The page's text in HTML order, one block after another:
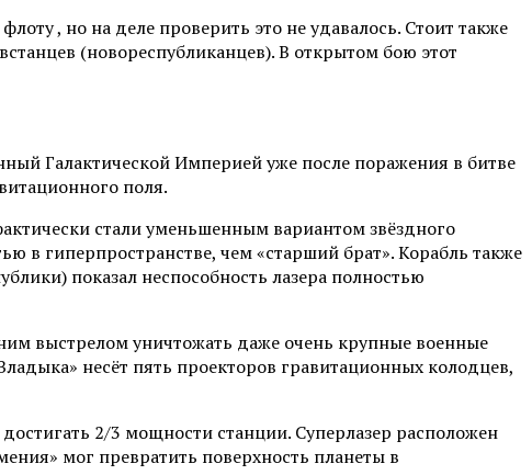
, но на деле проверить это не удавалось. Стоит также
(новореспубликанцев). В открытом бою этот
Галактической Империей уже после поражения в битве
поля.
стали уменьшенным вариантом звёздного
в гиперпространстве, чем «старший брат». Корабль также
показал неспособность лазера полностью
выстрелом уничтожать даже очень крупные военные
несёт пять проекторов гравитационных колодцев,
2/3 мощности станции. Суперлазер расположен
мог превратить поверхность планеты в